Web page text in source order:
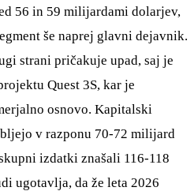
56 in 59 milijardami dolarjev,
še naprej glavni dejavnik.
strani pričakuje upad, saj je
Quest 3S, kar je
osnovo. Kapitalski
v razponu 70-72 milijard
izdatki znašali 116-118
ugotavlja, da že leta 2026